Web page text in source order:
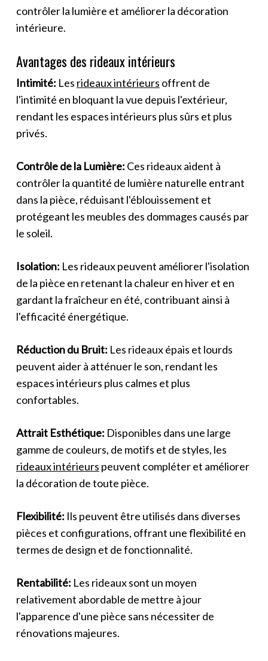
contrôler la lumière et améliorer la décoration
intérieure.
Avantages des rideaux intérieurs
Intimité: Les rideaux intérieurs offrent de
l'intimité en bloquant la vue depuis l'extérieur,
rendant les espaces intérieurs plus sûrs et plus
privés.
Contrôle de la Lumière: Ces rideaux aident à
contrôler la quantité de lumière naturelle entrant
dans la pièce, réduisant l'éblouissement et
protégeant les meubles des dommages causés par
le soleil.
Isolation: Les rideaux peuvent améliorer l'isolation
de la pièce en retenant la chaleur en hiver et en
gardant la fraîcheur en été, contribuant ainsi à
l'efficacité énergétique.
Réduction du Bruit: Les rideaux épais et lourds
peuvent aider à atténuer le son, rendant les
espaces intérieurs plus calmes et plus
confortables.
Attrait Esthétique: Disponibles dans une large
gamme de couleurs, de motifs et de styles, les
rideaux intérieurs peuvent compléter et améliorer
la décoration de toute pièce.
Flexibilité: Ils peuvent être utilisés dans diverses
pièces et configurations, offrant une flexibilité en
termes de design et de fonctionnalité.
Rentabilité: Les rideaux sont un moyen
relativement abordable de mettre à jour
l'apparence d'une pièce sans nécessiter de
rénovations majeures.